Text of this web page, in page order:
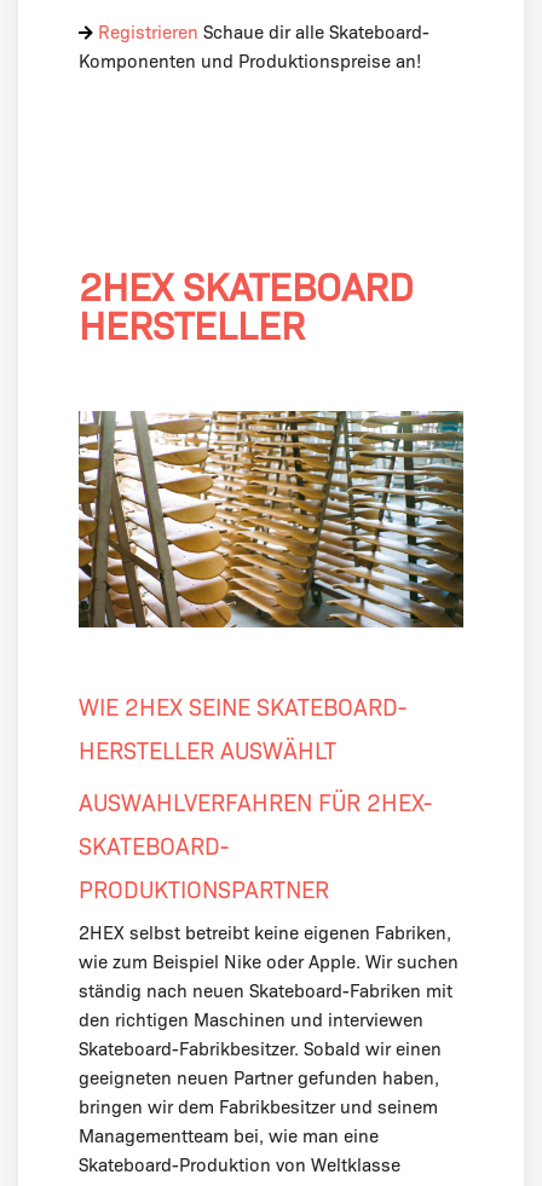
Registrieren Schaue dir alle Skateboard-
Komponenten und Produktionspreise an!
2HEX SKATEBOARD
HERSTELLER
WIE 2HEX SEINE SKATEBOARD-
HERSTELLER AUSWÄHLT
AUSWAHLVERFAHREN FÜR 2HEX-
SKATEBOARD-
PRODUKTIONSPARTNER
2HEX selbst betreibt keine eigenen Fabriken,
wie zum Beispiel Nike oder Apple. Wir suchen
ständig nach neuen Skateboard-Fabriken mit
den richtigen Maschinen und interviewen
Skateboard-Fabrikbesitzer. Sobald wir einen
geeigneten neuen Partner gefunden haben,
bringen wir dem Fabrikbesitzer und seinem
Managementteam bei, wie man eine
Skateboard-Produktion von Weltklasse